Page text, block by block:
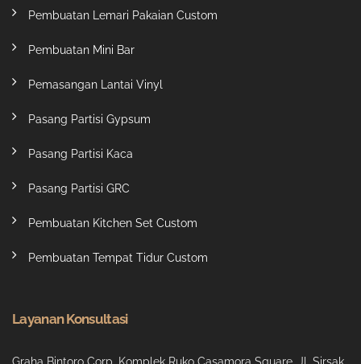
Pembuatan Lemari Pakaian Custom
Pembuatan Mini Bar
Pemasangan Lantai Vinyl
Pasang Partisi Gypsum
Pasang Partisi Kaca
Pasang Partisi GRC
Pembuatan Kitchen Set Custom
Pembuatan Tempat Tidur Custom
Layanan Konsultasi